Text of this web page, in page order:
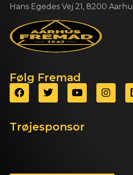
Hans Egedes Vej 21, 8200
Følg Fremad
Trøjesponsor